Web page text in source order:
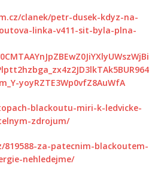
clanek/petr-dusek-kdyz-na-
linka-v411-sit-byla-plna-
yoyRZTE3Wp0vfZ8AuWfA
blackoutu-miri-k-ledvicke-
zdrojum/
za-patecnim-blackoutem-
nehledejme/